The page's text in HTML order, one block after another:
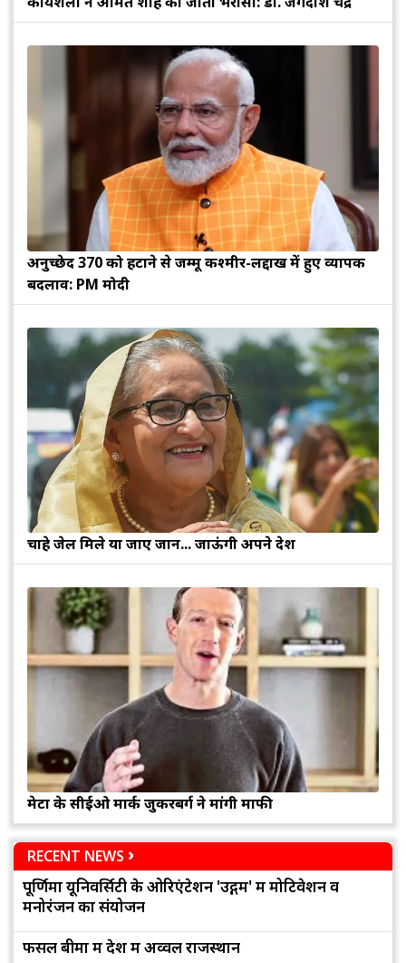
अनुच्छेद 370 को हटाने से जम्मू कश्मीर-लद्दाख में हुए व्यापक
बदलाव: PM मोदी
चाहे जेल मिले या जाए जान... जाऊंगी अपने देश
मेटा के सीईओ मार्क जुकरबर्ग ने मांगी माफी
RECENT NEWS
पूर्णिमा यूनिवर्सिटी के ओरिएंटेशन 'उद्गम' में मोटिवेशन व
मनोरंजन का संयोजन
फसल बीमा में देश में अव्वल राजस्थान